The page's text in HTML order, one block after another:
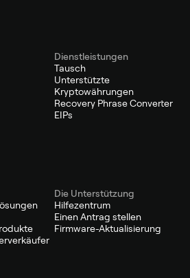
Dienstleistungen
Tausch
Unterstützte
Kryptowährungen
Recovery Phrase Converter
EIPs
Die Unterstützung
Hilfezentrum
Einen Antrag stellen
Firmware-Aktualisierung